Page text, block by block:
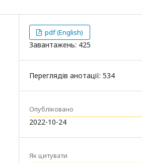
pdf (English)
Завантажень: 425
Переглядів анотації: 534
Опубліковано
2022-10-24
Як цитувати